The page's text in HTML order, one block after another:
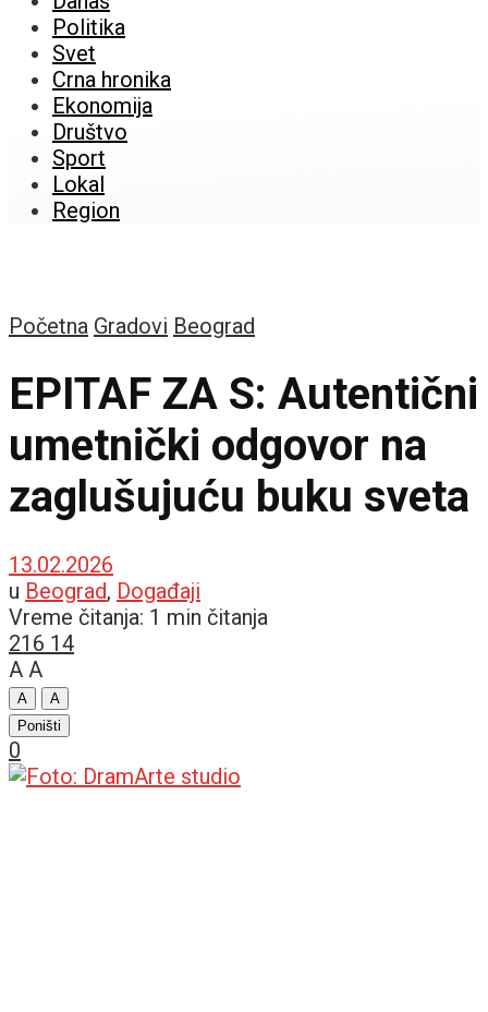
Politika
Svet
Crna hronika
Ekonomija
Društvo
Sport
Lokal
Region
Početna Gradovi Beograd
EPITAF ZA S: Autentični
umetnički odgovor na
zaglušujuću buku sveta
13.02.2026
u Beograd, Događaji
Vreme čitanja: 1 min čitanja
216 14
A A
A
A
Poništi
0